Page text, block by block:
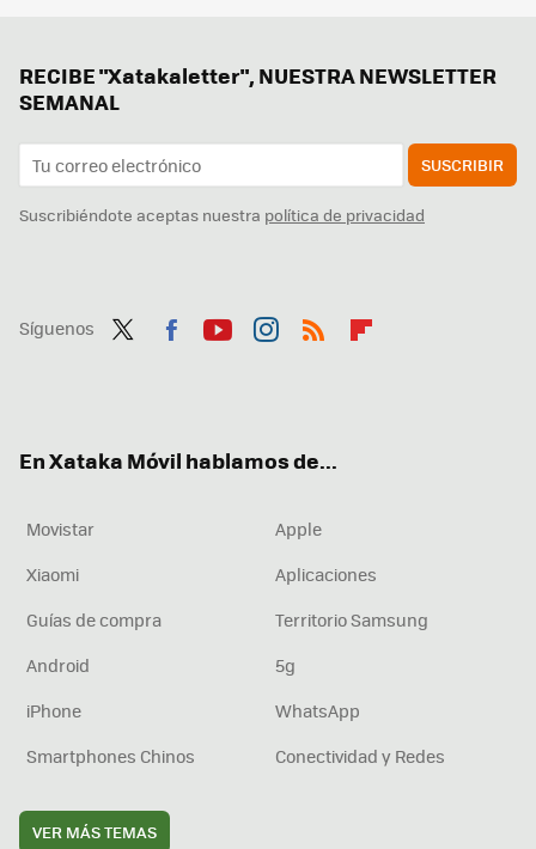
RECIBE "Xatakaletter", NUESTRA NEWSLETTER
SEMANAL
SUSCRIBIR
Suscribiéndote aceptas nuestra política de privacidad
Síguenos
En Xataka Móvil hablamos de...
Movistar
Apple
Xiaomi
Aplicaciones
Guías de compra
Territorio Samsung
Android
5g
iPhone
WhatsApp
Smartphones Chinos
Conectividad y Redes
VER MÁS TEMAS